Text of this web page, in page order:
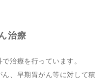
治療
治療を行っています。
ん、早期胃がん等に対して積